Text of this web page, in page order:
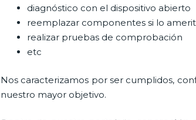
diagnóstico con el dispositivo abierto
reemplazar componentes si lo
realizar pruebas de comprobación
etc
Nos caracterizamos por ser cumplidos,
nuestro mayor objetivo.